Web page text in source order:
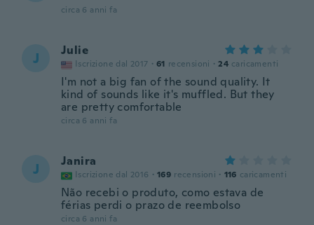
circa 6 anni fa
J Julie
Iscrizione dal 2017 · 61 recensioni · 24 caricamenti
I'm not a big fan of the sound quality. It
kind of sounds like it's muffled. But they
are pretty comfortable
circa 6 anni fa
J Janira
Iscrizione dal 2016 · 169 recensioni · 116 caricamenti
Não recebi o produto, como estava de
férias perdi o prazo de reembolso
circa 6 anni fa